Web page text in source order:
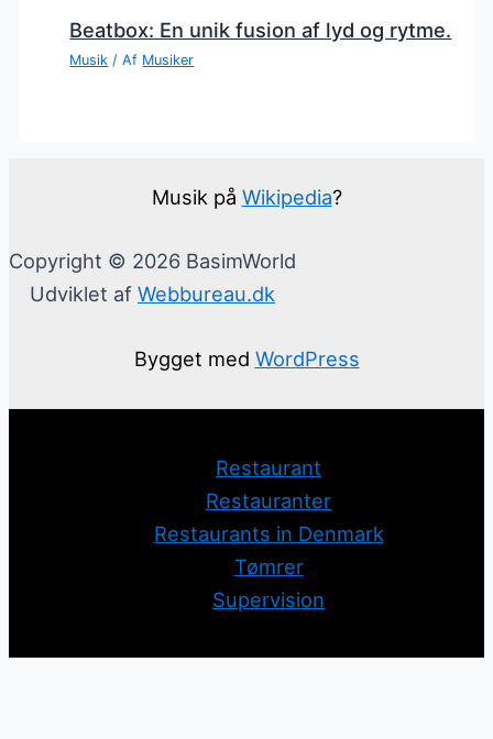
Beatbox: En unik fusion af lyd og rytme.
Musik / Af Musiker
Musik på Wikipedia?
Copyright © 2026 BasimWorld
Udviklet af Webbureau.dk
Bygget med WordPress
Restaurant
Restauranter
Restaurants in Denmark
Tømrer
Supervision